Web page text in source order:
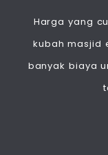
Harga yang
kubah masjid
banyak biaya